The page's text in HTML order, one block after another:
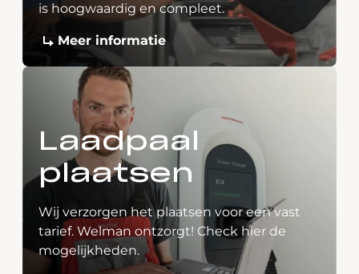
is hoogwaardig en compleet.
Meer informatie
Laadpaal
plaatsen
Wij verzorgen het plaatsen voor een vast
tarief. Welman ontzorgt! Check hier de
mogelijkheden.